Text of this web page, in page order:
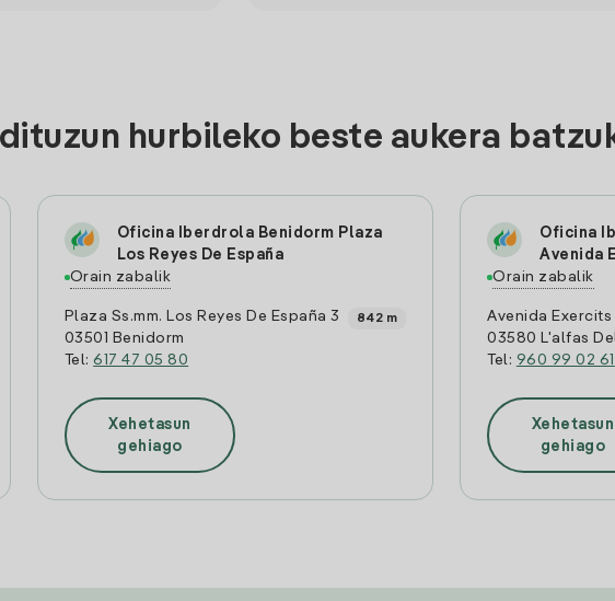
hurbileko beste aukera
Oficina Iberdrola Benidorm Plaza
Los Reyes De España
Orain zabalik
Plaza Ss.mm. Los Reyes De España 3
03501 Benidorm
Tel:617 47 05 80
842 m
Xehetasun
gehiago
Oficina
Avenida
Orain zabalik
Avenida
03580 L'alfas
Tel: 960 99 02 61
Xehetasun
gehiago